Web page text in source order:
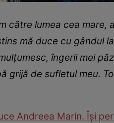
către lumea cea
mă duce cu gândul
îngerii mei
grijă de sufletul meu.
Andreea Marin. Își